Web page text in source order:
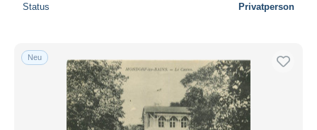
Status Privatperson
Neu